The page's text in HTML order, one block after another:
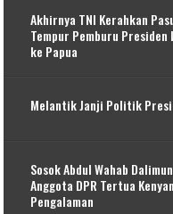
Akhirnya TNI Kerahkan
Tempur Pemburu Presiden
ke Papua
Melantik Janji Politik
Sosok Abdul Wahab
Anggota DPR Tertua
Pengalaman